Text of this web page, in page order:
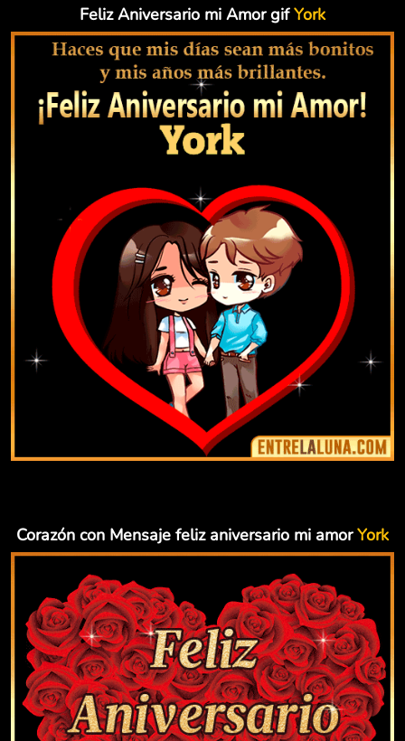
Feliz Aniversario mi Amor gifYork
Corazón con Mensaje feliz aniversario mi amorYork